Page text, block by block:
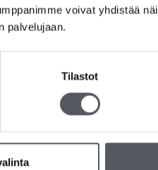
voivat yhdistää
palvelujaan.
Tilastot
Lisää